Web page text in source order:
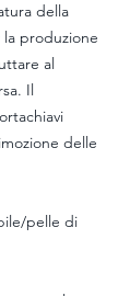
della
produzione
al
Il
delle
pelle di